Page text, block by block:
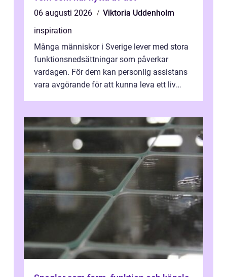
06 augusti 2026
Viktoria Uddenholm
inspiration
Många människor i Sverige lever med stora
funktionsnedsättningar som påverkar
vardagen. För dem kan personlig assistans
vara avgörande för att kunna leva ett liv